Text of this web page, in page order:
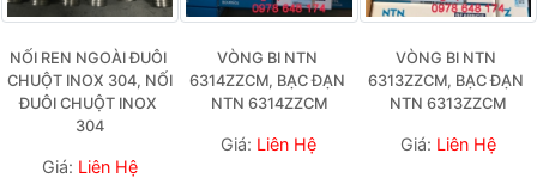
NỐI REN NGOÀI ĐUÔI
CHUỘT INOX 304, NỐI
ĐUÔI CHUỘT INOX
304
Giá: Liên Hệ
VÒNG BI NTN
6314ZZCM, BẠC ĐẠN
NTN 6314ZZCM
Giá: Liên Hệ
VÒNG BI NTN
6313ZZCM, BẠC ĐẠN
NTN 6313ZZCM
Giá: Liên Hệ